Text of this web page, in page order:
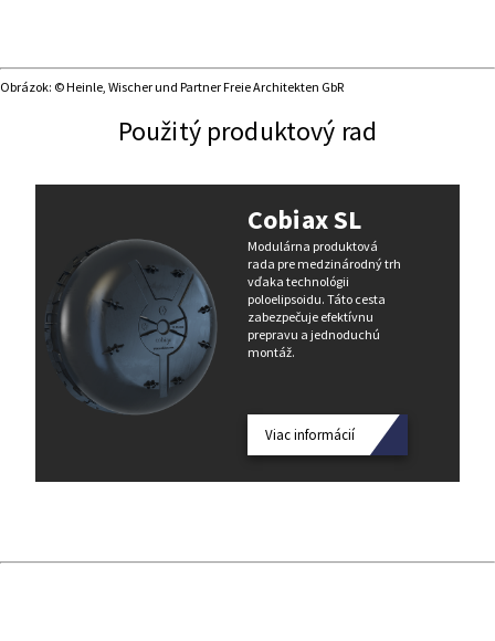
Obrázok: © Heinle, Wischer und Partner Freie Architekten GbR
Použitý produktový rad
Cobiax SL
Modulárna produktová
rada pre medzinárodný trh
vďaka technológii
poloelipsoidu. Táto cesta
zabezpečuje efektívnu
prepravu a jednoduchú
montáž.
Viac informácií